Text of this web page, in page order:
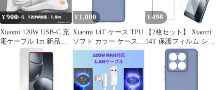
¥900
Xiaomi 120W USB-C 充
電ケーブル 1m 新品
17T Pro対応
¥ 1,000
Xiaomi 14T ケース TPU
ソフト カラー ケース
【Color】グレー
¥ 498
【2枚セット】 Xiaomi
14T 保護フィルム シャ
オミ14T フィルム ハイ
ドロゲル